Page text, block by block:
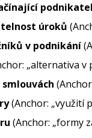
úroků
v podnikání
„alternativa
smlouvách
(Anchor: „využití
(Anchor: „formy